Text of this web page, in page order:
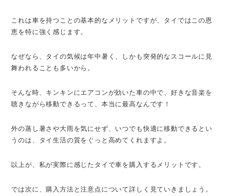
これは車を持つことの基本的なメリットですが、タイではこの恩
恵を特に強く感じます。
なぜなら、タイの気候は年中暑く、しかも突発的なスコールに見
舞われることも多いから。
そんな時、キンキンにエアコンが効いた車の中で、好きな音楽を
聴きながら移動できるって、本当に最高なんです！
外の蒸し暑さや大雨を気にせず、いつでも快適に移動できるとい
うのは、タイ生活の質をぐっと高めてくれますよ。
以上が、私が実際に感じたタイで車を購入するメリットです。
では次に、購入方法と注意点について詳しく見ていきましょう。